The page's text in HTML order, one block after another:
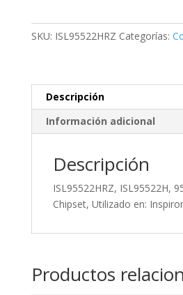
Inspiron
5593
(S.64145)
SKU: ISL95522HRZ Categorías:
Descripción
Información adicional
Descripción
ISL95522HRZ, ISL95522H,
Chipset, Utilizado en:
Productos